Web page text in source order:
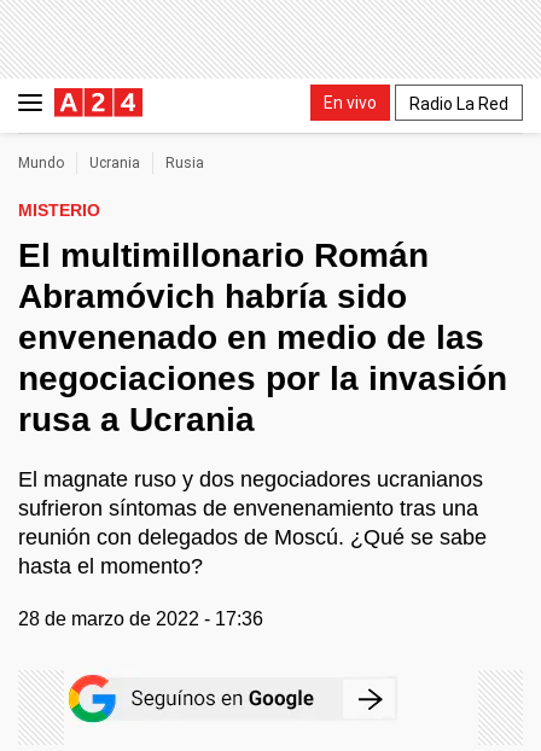
En vivo Radio La Red
Mundo Ucrania Rusia
MISTERIO
El multimillonario Román
Abramóvich habría sido
envenenado en medio de las
negociaciones por la invasión
rusa a Ucrania
El magnate ruso y dos negociadores ucranianos
sufrieron síntomas de envenenamiento tras una
reunión con delegados de Moscú. ¿Qué se sabe
hasta el momento?
28 de marzo de 2022 - 17:36